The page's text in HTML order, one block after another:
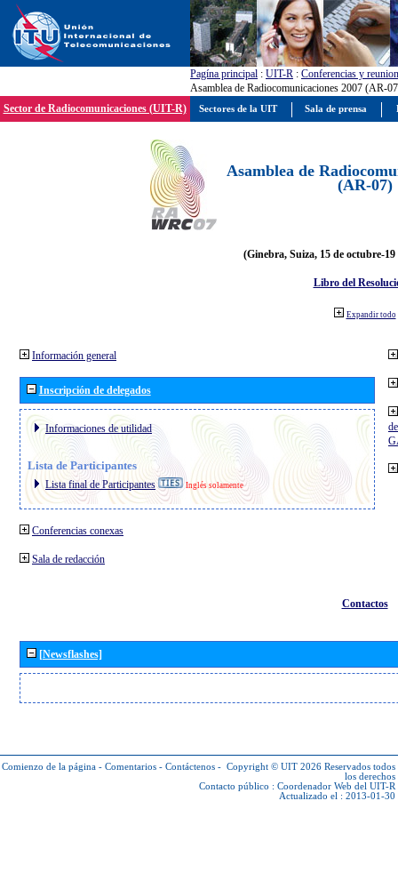
Pagína principal : UIT-R : Conferencias y
Asamblea de Radiocomunicaciones 2007 (AR-
Sector de Radiocomunicaciones (UIT-R)
Asamblea de
(AR-07)
(Ginebra, Suiza, 15 de octubre-19
Libro del
Expandir todo
Información general
Inscripción de delegados
Informaciones de utilidad
Lista de Participantes
Lista final de Participantes Inglés solamente
Conferencias conexas
Sala de redacción
Contactos
[Newsflashes]
Comienzo de la página - Comentarios - Contáctenos - Copyright © UIT 2026 Reservados todos
los derechos
Contacto público : Coordenador Web del UIT-R
Actualizado el : 2013-01-30
Sectores de la UIT Sala de prensa